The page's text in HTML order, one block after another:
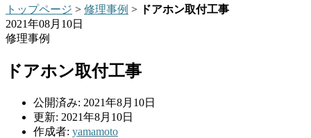
トップページ > 修理事例 >
ドアホン取付工事
2021年08月10日
修理事例
ドアホン取付工事
公開済み: 2021年8月10日
更新: 2021年8月10日
作成者: yamamoto